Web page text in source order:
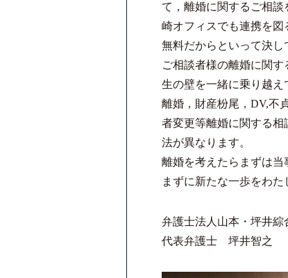
て，離婚に関するご相
崎オフィスでも連携を図
無料だからといって決し
ご相談者様の離婚に関
生の壁を一緒に乗り越え
離婚，財産枌尾，DV,不
者変更等離婚に関する
法が異なります。
離婚を考えたらまずは
まずに新たな一歩をわた
弁護士法人山本・坪井綜
代表弁護士 坪井智之